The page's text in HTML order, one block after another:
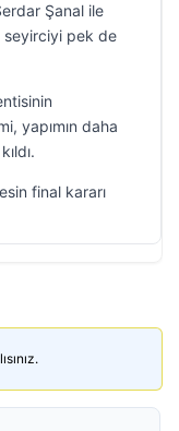
Şanal ile
seyirciyi pek de
yapımın daha
final kararı